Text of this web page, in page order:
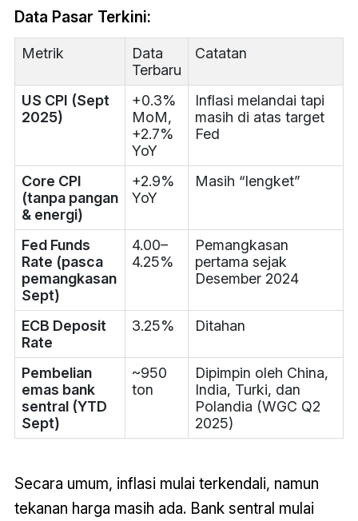
Data Pasar Terkini:
Metrik
Data
Terbaru
Catatan
US CPI (Sept
2025)
+0.3%
MoM,
+2.7%
YoY
Inflasi melandai tapi
masih di atas target
Fed
Core CPI
(tanpa pangan
& energi)
+2.9%
YoY
Masih “lengket”
Fed Funds
Rate (pasca
pemangkasan
Sept)
4.00–
4.25%
Pemangkasan
pertama sejak
Desember 2024
ECB Deposit
Rate
3.25% Ditahan
Pembelian
emas bank
sentral (YTD
Sept)
~950
ton
Dipimpin oleh China,
India, Turki, dan
Polandia (WGC Q2
2025)
Secara umum, inflasi mulai terkendali, namun
tekanan harga masih ada. Bank sentral mulai